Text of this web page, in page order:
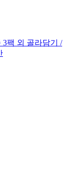
팩 외 골라담기 /